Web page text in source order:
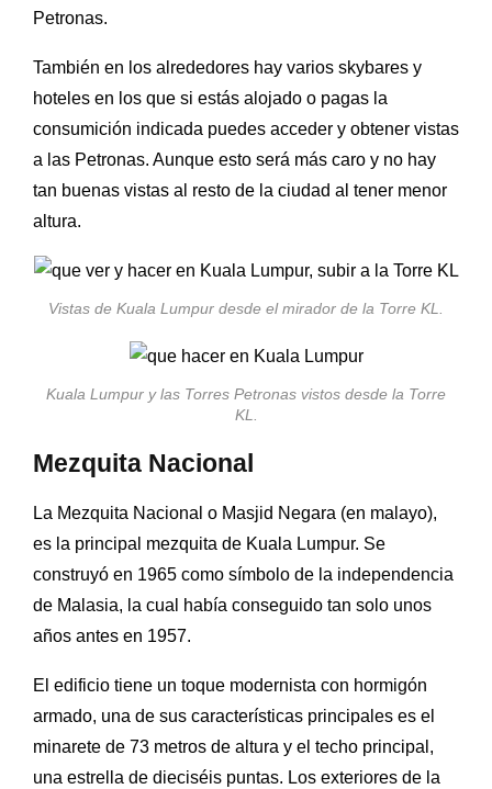
Petronas.
También en los alrededores hay varios skybares y
hoteles en los que si estás alojado o pagas la
consumición indicada puedes acceder y obtener vistas
a las Petronas. Aunque esto será más caro y no hay
tan buenas vistas al resto de la ciudad al tener menor
altura.
Vistas de Kuala Lumpur desde el mirador de la Torre KL.
Kuala Lumpur y las Torres Petronas vistos desde la Torre
KL.
Mezquita Nacional
La Mezquita Nacional o Masjid Negara (en malayo),
es la principal mezquita de Kuala Lumpur. Se
construyó en 1965 como símbolo de la independencia
de Malasia, la cual había conseguido tan solo unos
años antes en 1957.
El edificio tiene un toque modernista con hormigón
armado, una de sus características principales es el
minarete de 73 metros de altura y el techo principal,
una estrella de dieciséis puntas. Los exteriores de la